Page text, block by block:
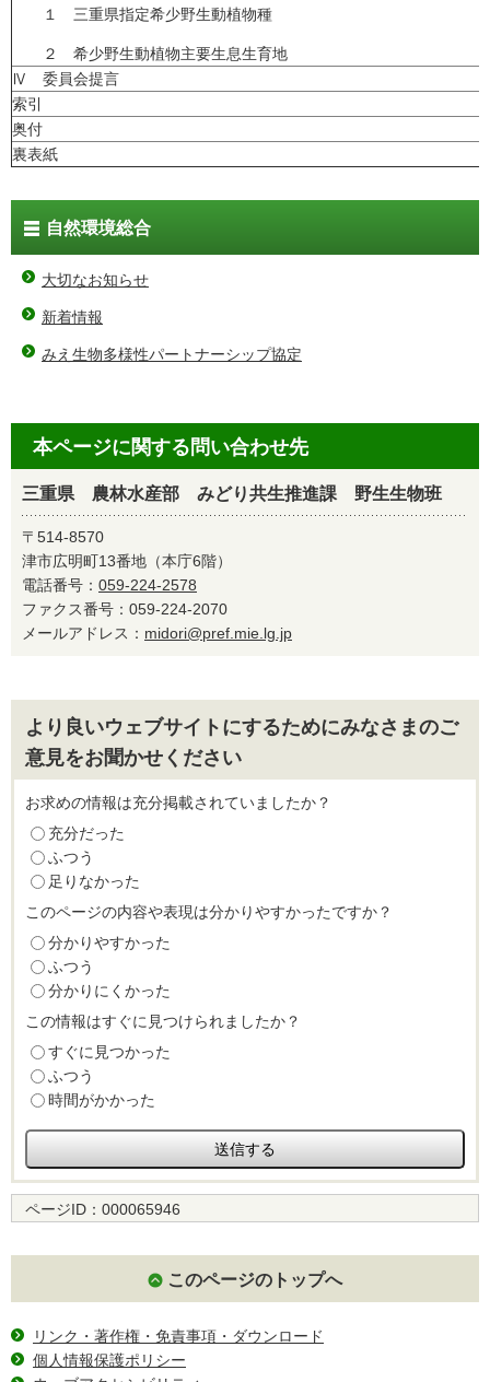
１ 三重県指定希少野生動植物種
２ 希少野生動植物主要生息生育地
Ⅳ 委員会提言
索引
奥付
裏表紙
自然環境総合
大切なお知らせ
新着情報
みえ生物多様性パートナーシップ協定
本ページに関する問い合わせ先
三重県 農林水産部 みどり共生推進課 野生生物班
〒514-8570
津市広明町13番地（本庁6階）
電話番号： 059-224-2578
ファクス番号：059-224-2070
メールアドレス： midori@pref.mie.lg.jp
より良いウェブサイトにするためにみなさまのご
意見をお聞かせください
お求めの情報は充分掲載されていましたか？
充分だった
ふつう
足りなかった
このページの内容や表現は分かりやすかったですか？
分かりやすかった
ふつう
分かりにくかった
この情報はすぐに見つけられましたか？
すぐに見つかった
ふつう
時間がかかった
ページID： 000065946
このページのトップへ
リンク・著作権・免責事項・ダウンロード
個人情報保護ポリシー